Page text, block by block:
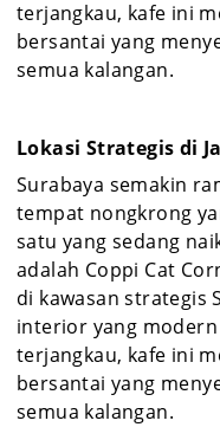
terjangkau, kafe ini
bersantai yang
semua kalangan.
Lokasi Strategis di
Surabaya semakin
tempat nongkrong
satu yang sedang
adalah Coppi Cat
di kawasan strategis
interior yang
terjangkau, kafe ini
bersantai yang
semua kalangan.